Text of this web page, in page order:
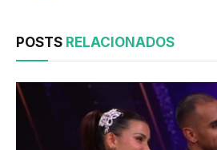
POSTS RELACIONADOS